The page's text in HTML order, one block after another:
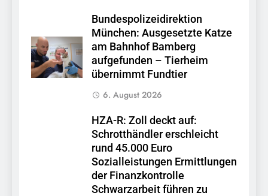
Bundespolizeidirektion
München: Ausgesetzte Katze
am Bahnhof Bamberg
aufgefunden – Tierheim
übernimmt Fundtier
6. August 2026
HZA-R: Zoll deckt auf:
Schrotthändler erschleicht
rund 45.000 Euro
Sozialleistungen Ermittlungen
der Finanzkontrolle
Schwarzarbeit führen zu